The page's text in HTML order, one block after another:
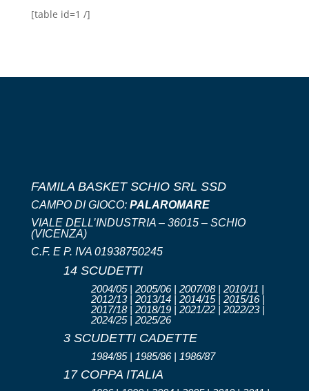
[table id=1 /]
FAMILA BASKET SCHIO SRL SSD
CAMPO DI GIOCO: PALAROMARE
VIALE DELL’INDUSTRIA – 36015 – SCHIO
(VICENZA)
C.F. E P. IVA 01938750245
14 SCUDETTI
2004/05 | 2005/06 | 2007/08 | 2010/11 |
2012/13 | 2013/14 | 2014/15 | 2015/16 |
2017/18 | 2018/19 | 2021/22 | 2022/23 |
2024/25 | 2025/26
3 SCUDETTI CADETTE
1984/85 | 1985/86 | 1986/87
17 COPPA ITALIA